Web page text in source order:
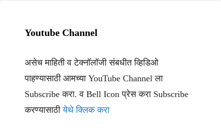
Youtube Channel
असेच माहिती व टेक्नॉलॉजी संबधीत व्हिडिओ
पाहण्यासाठी आमच्या YouTube Channel ला
Subscribe करा. व Bell Icon प्रेस करा Subscribe
करण्यासाठीयेथे क्लिक करा